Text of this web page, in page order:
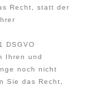
Recht, statt der
DSGVO
Ihren und
noch nicht
Sie das Recht,